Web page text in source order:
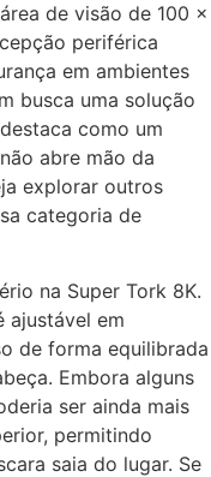
de visão de 100 x
periférica
em ambientes
busca uma solução
como um
abre mão da
explorar outros
categoria de
na Super Tork 8K.
ajustável em
de forma equilibrada
Embora alguns
ser ainda mais
permitindo
saia do lugar. Se